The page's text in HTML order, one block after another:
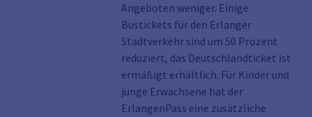
Angeboten weniger. Einige
Bustickets für den Erlanger
Stadtverkehr sind um 50 Prozent
reduziert, das Deutschlandticket ist
ermäßigt erhältlich. Für Kinder und
junge Erwachsene hat der
ErlangenPass eine zusätzliche